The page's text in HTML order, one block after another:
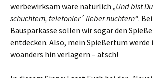
werbewirksam wäre natürlich „Und bist
schüchtern, telefonier´ lieber nüchtern“.
Bausparkasse sollen wir sogar den
entdecken. Also, mein Spießertum werde
woanders hin verlagern – ätsch!